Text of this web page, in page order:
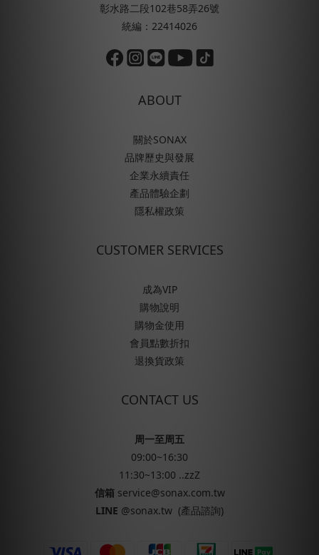
彰水路二段102巷58弄26號
統編：22414026
ABOUT
關於SONAX
品牌歷史與發展
企業永續責任
產品體驗企劃
隱私權政策
CUSTOMER SERVICES
成為VIP
購物說明
購物金使用
會員點數折扣
退換貨政策
CONTACT US
周一至周五
09:00~16:30
11:30~13:00 ..zzZ
信箱service@sonax.com.tw
LINE @sonax.tw (產品諮詢)